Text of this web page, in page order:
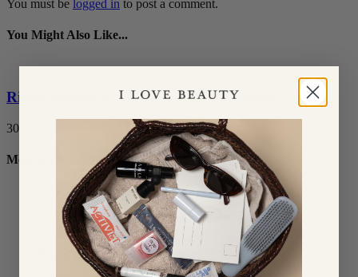
You must be logged in to post a comment.
You Might Also Like...
Rigtig mange af jer har spurgt efter disse
30. July 2026
Mest læste lige nu
Rigtig mange af jer har spurgt efter disse